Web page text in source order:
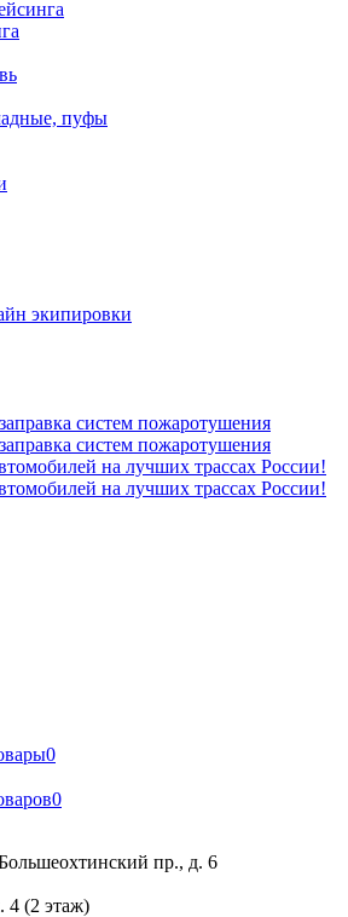
пуфы
экипировки
систем пожаротушения
систем пожаротушения
на лучших трассах России!
на лучших трассах России!
0
0
пр., д. 6
4 (2 этаж)